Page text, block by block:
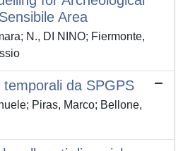
Area
N., DI NINO; Fiermonte,
da SPGPS
Piras, Marco; Bellone,